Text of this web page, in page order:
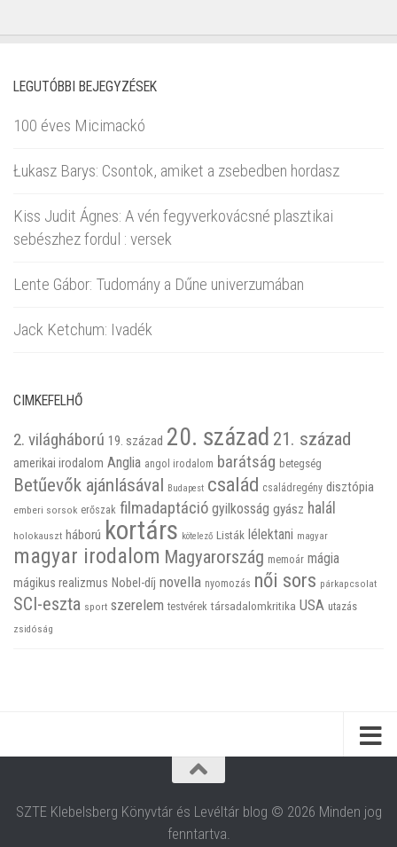
LEGUTÓBBI BEJEGYZÉSEK
100 éves Micimackó
Łukasz Barys: Csontok, amiket a zsebedben hordasz
Kiss Judit Ágnes: A vén fegyverkovácsné plasztikai
sebészhez fordul : versek
Lente Gábor: Tudomány a Dűne univerzumában
Jack Ketchum: Ivadék
CIMKEFELHŐ
2. világháború 19. század 20. század 21. század
amerikai irodalom Anglia angol irodalom barátság betegség
Betűevők ajánlásával Budapest család családregény disztópia
emberi sorsok erőszak filmadaptáció gyilkosság gyász halál
holokauszt háború kortárs kötelező Listák lélektani magyar
magyar irodalom Magyarország memoár mágia
mágikus realizmus Nobel-díj novella nyomozás női sors párkapcsolat
SCI-eszta sport szerelem testvérek társadalomkritika USA utazás
zsidóság
SZTE Klebelsberg Könyvtár és Levéltár blog © 2026 Minden jog
fenntartva.